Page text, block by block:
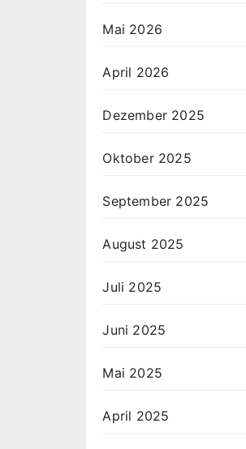
Mai 2026
April 2026
Dezember 2025
Oktober 2025
September 2025
August 2025
Juli 2025
Juni 2025
Mai 2025
April 2025